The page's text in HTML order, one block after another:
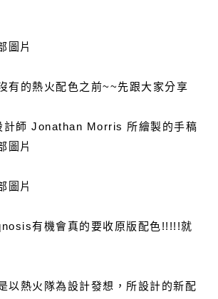
有的熱火配色之前~~先跟大家分享
師 Jonathan Morris 所繪製的手稿
有機會真的要收原版配色!!!!!就
以熱火隊為設計發想，所設計的新配